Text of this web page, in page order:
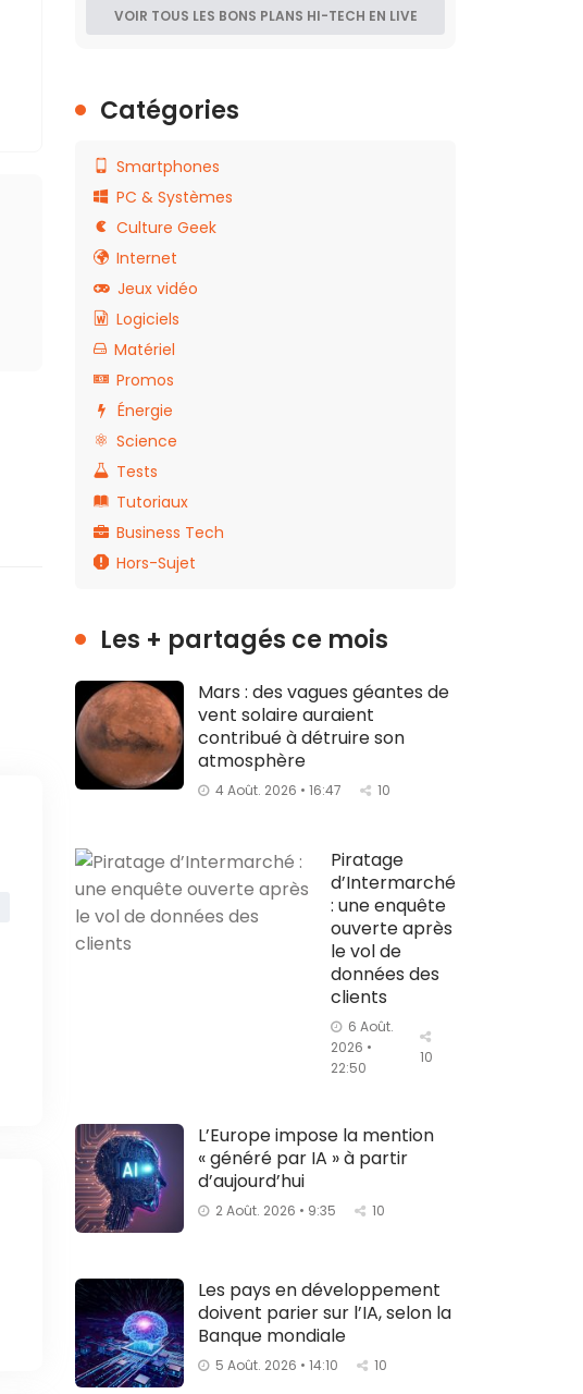
VOIR TOUS LES BONS PLANS HI-TECH EN LIVE
Catégories
Smartphones
PC & Systèmes
Culture Geek
Internet
Jeux vidéo
Logiciels
Matériel
Promos
Énergie
Science
Tests
Tutoriaux
Business Tech
Hors-Sujet
Les + partagés ce mois
Mars : des vagues géantes de
vent solaire auraient
contribué à détruire son
atmosphère
4 Août. 2026 • 16:47 10
Piratage
d’Intermarché
: une enquête
ouverte après
le vol de
données des
clients
6 Août.
2026 •
22:50
10
L’Europe impose la mention
« généré par IA » à partir
d’aujourd’hui
2 Août. 2026 • 9:35 10
Les pays en développement
doivent parier sur l’IA, selon la
Banque mondiale
5 Août. 2026 • 14:10 10